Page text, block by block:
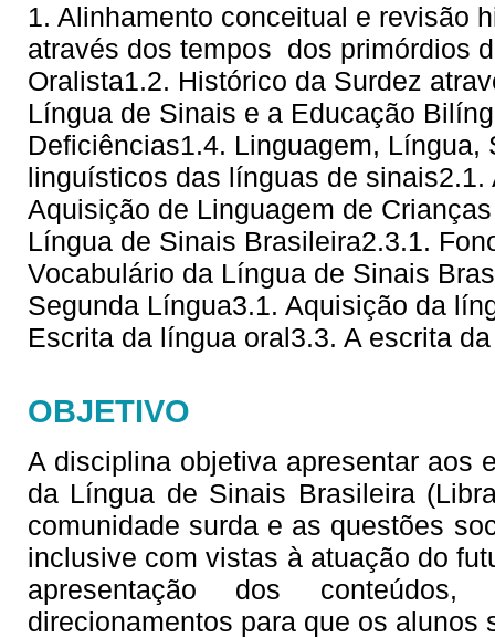
1. Alinhamento conceitual e revisão
através dos tempos  dos primórdios
Oralista1.2. Histórico da Surdez
Língua de Sinais e a Educação
Deficiências1.4. Linguagem,
linguísticos das línguas de
Aquisição de Linguagem de
Língua de Sinais Brasileira2.3.1.
Vocabulário da Língua de Sinais
Segunda Língua3.1. Aquisição da
Escrita da língua oral3.3. A escrita
OBJETIVO
A disciplina objetiva apresentar aos
da Língua de Sinais Brasileira
comunidade surda e as questões
inclusive com vistas à atuação do
apresentação dos
direcionamentos para que os alunos